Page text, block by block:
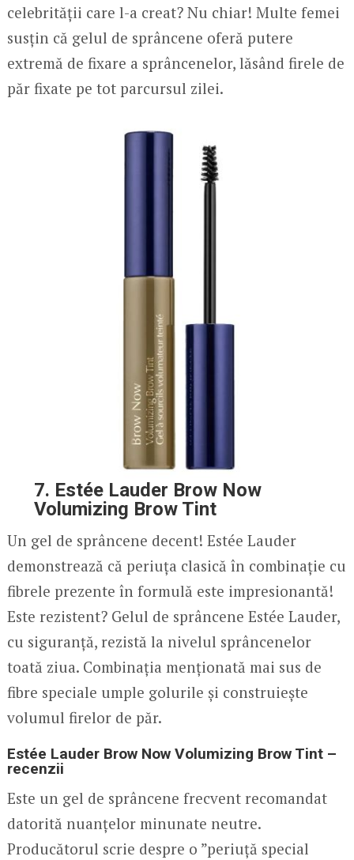
celebrității care l-a creat? Nu chiar! Multe femei
susțin că gelul de sprâncene oferă putere
extremă de fixare a sprâncenelor, lăsând firele de
păr fixate pe tot parcursul zilei.
7. Estée Lauder Brow Now
Volumizing Brow Tint
Un gel de sprâncene decent! Estée Lauder
demonstrează că periuța clasică în combinație cu
fibrele prezente în formulă este impresionantă!
Este rezistent? Gelul de sprâncene Estée Lauder,
cu siguranță, rezistă la nivelul sprâncenelor
toată ziua. Combinația menționată mai sus de
fibre speciale umple golurile și construiește
volumul firelor de păr.
Estée Lauder Brow Now Volumizing Brow Tint –
recenzii
Este un gel de sprâncene frecvent recomandat
datorită nuanțelor minunate neutre.
Producătorul scrie despre o ”periuță special